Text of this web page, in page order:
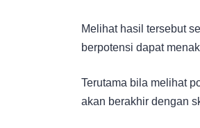
Melihat hasil tersebut
berpotensi dapat
Terutama bila melihat
akan berakhir dengan